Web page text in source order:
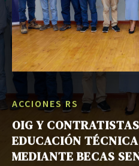
ACCIONES RS
OIG Y
EDUCACIÓN
MEDIANTE BECAS